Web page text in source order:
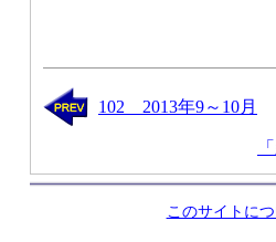
102 2013年9～10月
このサイトに